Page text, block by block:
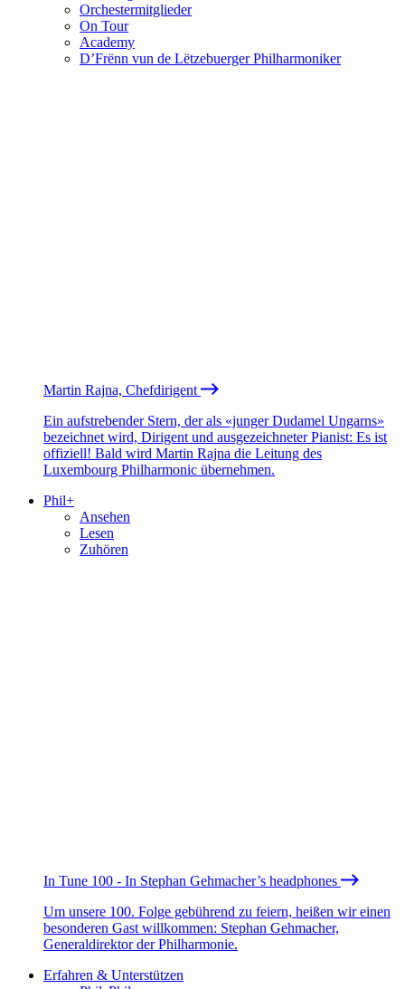
Orchestermitglieder
On Tour
Academy
D’Frënn vun de Lëtzebuerger Philharmoniker
Martin Rajna, Chefdirigent
Ein aufstrebender Stern, der als «junger Dudamel Ungarns»
bezeichnet wird, Dirigent und ausgezeichneter Pianist: Es ist
offiziell! Bald wird Martin Rajna die Leitung des
Luxembourg Philharmonic übernehmen.
Phil+
Ansehen
Lesen
Zuhören
In Tune 100 - In Stephan Gehmacher’s headphones
Um unsere 100. Folge gebührend zu feiern, heißen wir einen
besonderen Gast willkommen: Stephan Gehmacher,
Generaldirektor der Philharmonie.
Erfahren & Unterstützen